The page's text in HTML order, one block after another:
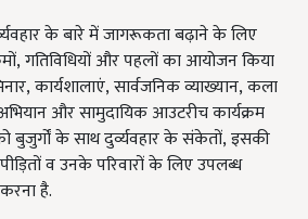
के बारे में जागरूकता बढ़ाने के लिए
,गतिविधियों और पहलों का आयोजन किया
,कार्यशालाएं,सार्वजनिक व्याख्यान,कला
और सामुदायिक आउटरीच कार्यक्रम
बुजुर्गों के साथ दुर्व्यवहार के संकेतों,इसकी
व उनके परिवारों के लिए उपलब्ध
है.